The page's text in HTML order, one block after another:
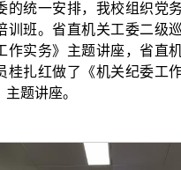
的统一安排，我校组织党
训班。省直机关工委二级
作实务》主题讲座，省直
桂扎红做了《机关纪委工
题讲座。